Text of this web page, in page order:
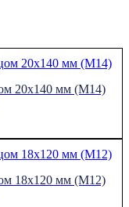
20х140 мм (М14)
18х120 мм (М12)